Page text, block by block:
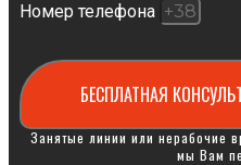
Номер телефона
БЕСПЛАТНАЯ
Занятые линии или нерабочие
мы Вам